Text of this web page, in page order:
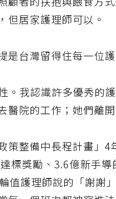
顧者的扶抱與餵食方
但居家護理師可以。
台灣留得住每一位護
。我認識許多優秀的
醫院的工作；她們離
策整備中長程計畫」
標獎勵、3.6億新手
值護理師說的「謝謝